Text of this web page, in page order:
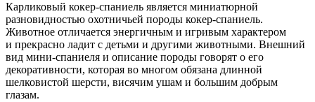
Карликовый кокер-спаниель является миниатюрной
разновидностью охотничьей породы кокер-спаниель.
Животное отличается энергичным и игривым характером
и прекрасно ладит с детьми и другими животными. Внешний
вид мини-спаниеля и описание породы говорят о его
декоративности, которая во многом обязана длинной
шелковистой шерсти, висячим ушам и большим добрым
глазам.